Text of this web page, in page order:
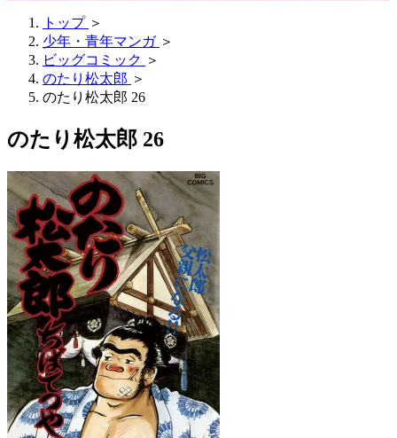
トップ ＞
少年・青年マンガ ＞
ビッグコミック ＞
のたり松太郎 ＞
のたり松太郎 26
のたり松太郎 26